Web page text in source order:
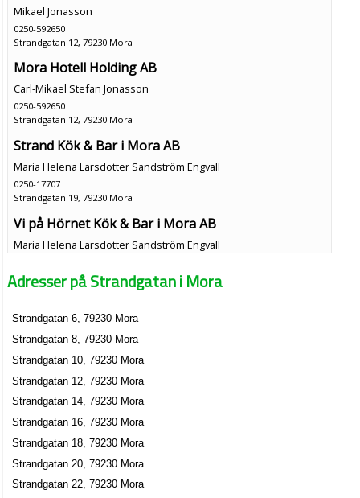
Mikael Jonasson
0250-592650
Strandgatan 12, 79230 Mora
Mora Hotell Holding AB
Carl-Mikael Stefan Jonasson
0250-592650
Strandgatan 12, 79230 Mora
Strand Kök & Bar i Mora AB
Maria Helena Larsdotter Sandström Engvall
0250-17707
Strandgatan 19, 79230 Mora
Vi på Hörnet Kök & Bar i Mora AB
Maria Helena Larsdotter Sandström Engvall
Strandgatan 19, 79230 Mora
Nils Andreas Eriksson
0250-31312
Strandgatan 24 Lgh 1002, 79230 Mora
Maj-Britt Englund
Strandgatan 24 Lgh 1004, 79230 Mora
Maria Ebemark
Strandgatan 24 Lgh 1201, 79230 Mora
Adresser på Strandgatan i Mora
Strandgatan 6, 79230 Mora
Strandgatan 8, 79230 Mora
Strandgatan 10, 79230 Mora
Strandgatan 12, 79230 Mora
Strandgatan 14, 79230 Mora
Strandgatan 16, 79230 Mora
Strandgatan 18, 79230 Mora
Strandgatan 20, 79230 Mora
Strandgatan 22, 79230 Mora